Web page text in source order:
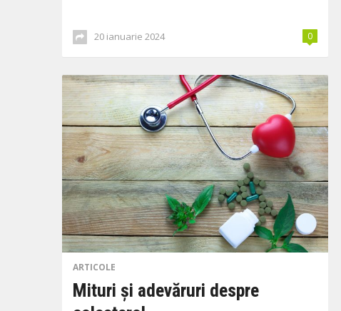
20 ianuarie 2024 0
ARTICOLE
Mituri și adevăruri despre